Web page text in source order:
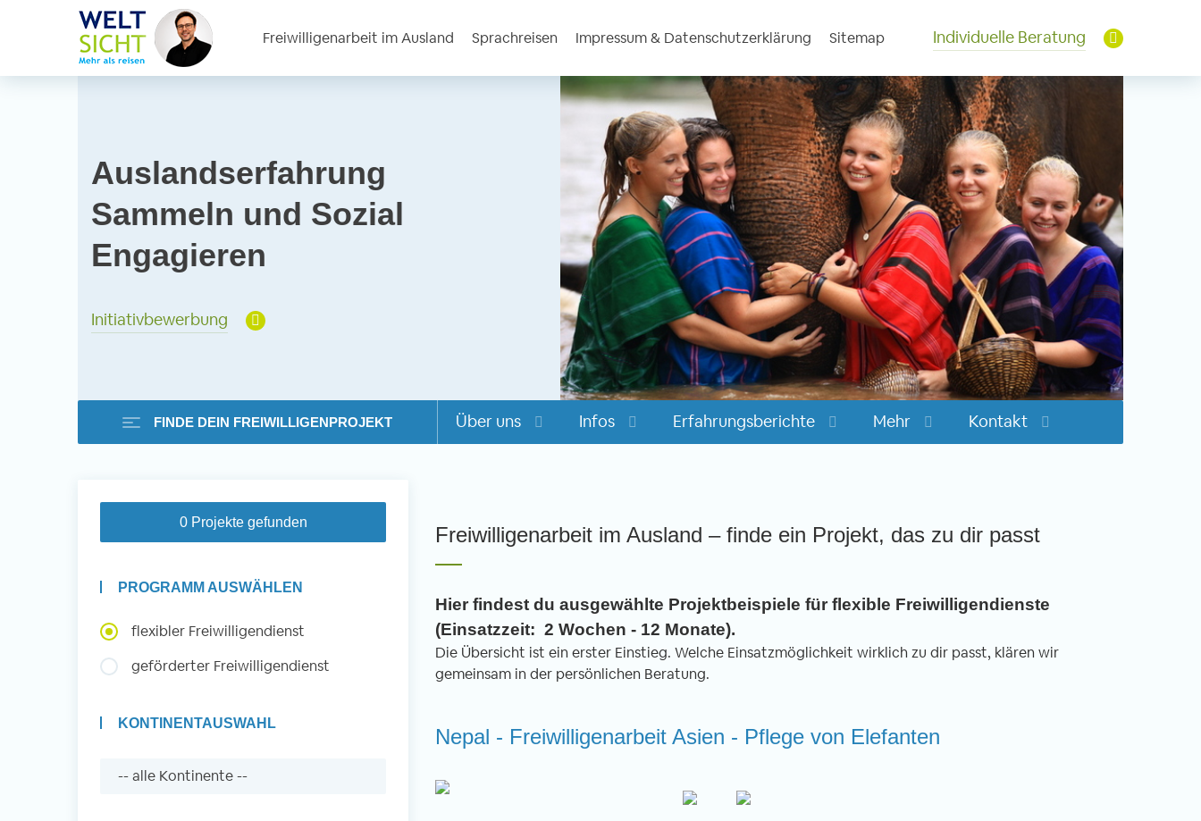
Freiwilligenarbeit im Ausland Sprachreisen Impressum & Datenschutzerklärung Sitemap Individuelle Beratung
Auslandserfahrung
Sammeln und Sozial
Engagieren
Initiativbewerbung
Freiwilligenarbeit im
Ausland -
Erfahrungsberichte
FINDE DEIN FREIWILLIGENPROJEKT Über uns Infos Erfahrungsberichte Mehr Kontakt
0 Projekte gefunden
PROGRAMM AUSWÄHLEN
flexibler Freiwilligendienst
geförderter Freiwilligendienst
KONTINENTAUSWAHL
Freiwilligenarbeit im Ausland – finde ein Projekt, das zu dir passt
Hier findest du ausgewählte Projektbeispiele für flexible Freiwilligendienste
(Einsatzzeit: 2 Wochen - 12 Monate).
Die Übersicht ist ein erster Einstieg. Welche Einsatzmöglichkeit wirklich zu dir passt, klären wir
gemeinsam in der persönlichen Beratung.
Nepal - Freiwilligenarbeit Asien - Pflege von Elefanten